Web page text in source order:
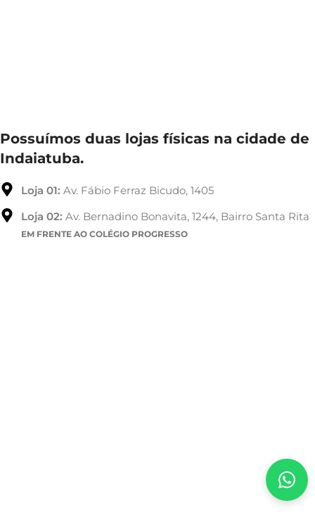
Possuímos duas lojas físicas na cidade de
Indaiatuba.
Loja 01: Av. Fábio Ferraz Bicudo, 1405
Loja 02: Av. Bernadino Bonavita, 1244, Bairro Santa Rita
EM FRENTE AO COLÉGIO PROGRESSO